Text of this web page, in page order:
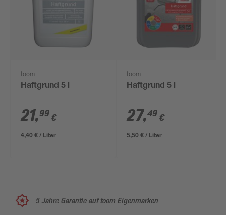
toom
Haftgrund 5 l
21,99 €
4,40 € / Liter
toom
Haftgrund 5 l
27,49 €
5,50 € / Liter
5 Jahre Garantie auf toom Eigenmarken